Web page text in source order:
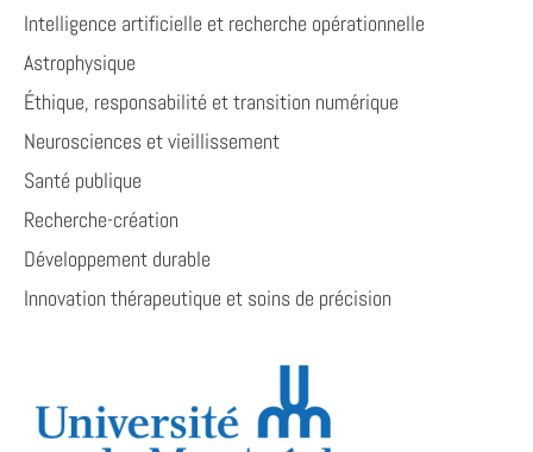
Intelligence artificielle et recherche opérationnelle
Astrophysique
Éthique, responsabilité et transition numérique
Neurosciences et vieillissement
Santé publique
Recherche-création
Développement durable
Innovation thérapeutique et soins de précision